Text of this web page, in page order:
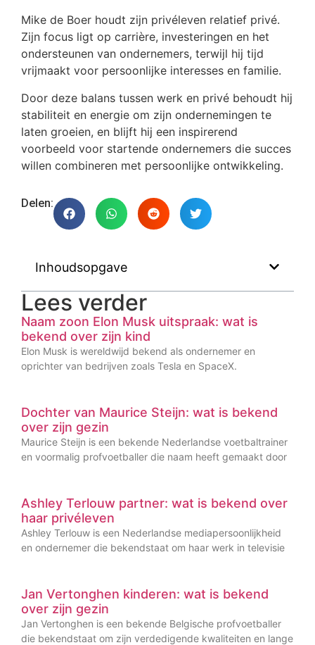
Mike de Boer houdt zijn privéleven relatief privé.
Zijn focus ligt op carrière, investeringen en het
ondersteunen van ondernemers, terwijl hij tijd
vrijmaakt voor persoonlijke interesses en familie.
Door deze balans tussen werk en privé behoudt hij
stabiliteit en energie om zijn ondernemingen te
laten groeien, en blijft hij een inspirerend
voorbeeld voor startende ondernemers die succes
willen combineren met persoonlijke ontwikkeling.
Delen:
Inhoudsopgave
Lees verder
Naam zoon Elon Musk uitspraak: wat is
bekend over zijn kind
Elon Musk is wereldwijd bekend als ondernemer en
oprichter van bedrijven zoals Tesla en SpaceX.
Dochter van Maurice Steijn: wat is bekend
over zijn gezin
Maurice Steijn is een bekende Nederlandse voetbaltrainer
en voormalig profvoetballer die naam heeft gemaakt door
Ashley Terlouw partner: wat is bekend over
haar privéleven
Ashley Terlouw is een Nederlandse mediapersoonlijkheid
en ondernemer die bekendstaat om haar werk in televisie
Jan Vertonghen kinderen: wat is bekend
over zijn gezin
Jan Vertonghen is een bekende Belgische profvoetballer
die bekendstaat om zijn verdedigende kwaliteiten en lange